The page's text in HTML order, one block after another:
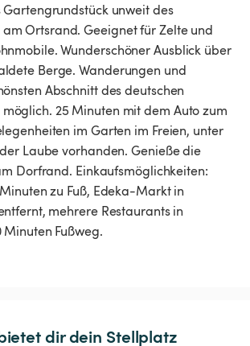
Gartengrundstück unweit des
Ortsrand. Geeignet für Zelte und
Wunderschöner Ausblick über
Berge. Wanderungen und
Abschnitt des deutschen
25 Minuten mit dem Auto zum
im Garten im Freien, unter
Laube vorhanden. Genieße die
Dorfrand. Einkaufsmöglichkeiten:
zu Fuß, Edeka-Markt in
mehrere Restaurants in
Fußweg.
dir dein Stellplatz